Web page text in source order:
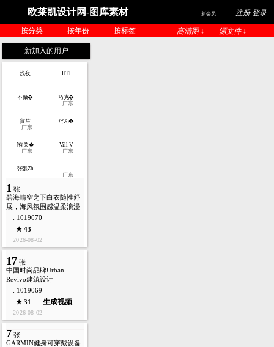
欧莱凯设计网-图库素材 新会员 注册 登录
按分类 按年份 按标签 高清图 ↓ 源文件 ↓
新加入的用户
浅夜 HTJ
不做�
巧克�
广东
貟笙
广东
だん�
[有关�
广东
Vill-V
广东
张張Zh
广东
1 张
碧海晴空之下白衣随性舒
展，海风氛围感温柔浪漫
: 1019070
★ 43
2026-08-02
17 张
中国时尚品牌Urban
Revivo建筑设计
: 1019069
★ 31
生成视频
2026-08-02
7 张
GARMIN健身可穿戴设备